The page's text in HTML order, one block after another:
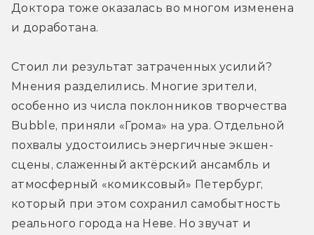
Доктора тоже оказалась во многом изменена
и доработана.
Стоил ли результат затраченных усилий?
Мнения разделились. Многие зрители,
особенно из числа поклонников творчества
Bubble, приняли «Грома» на ура. Отдельной
похвалы удостоились энергичные экшен-
сцены, слаженный актёрский ансамбль и
атмосферный «комиксовый» Петербург,
который при этом сохранил самобытность
реального города на Неве. Но звучат и